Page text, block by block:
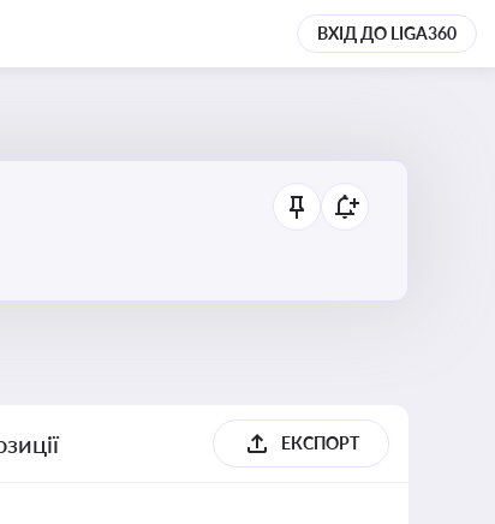
ВХІД ДО LIGA360
ЕКСПОРТ